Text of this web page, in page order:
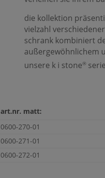
die kollektion
vielzahl
schrank kombiniert
außergewöhnlichem
unsere k i stone®
art.nr. matt:
0600-270-01
0600-271-01
0600-272-01